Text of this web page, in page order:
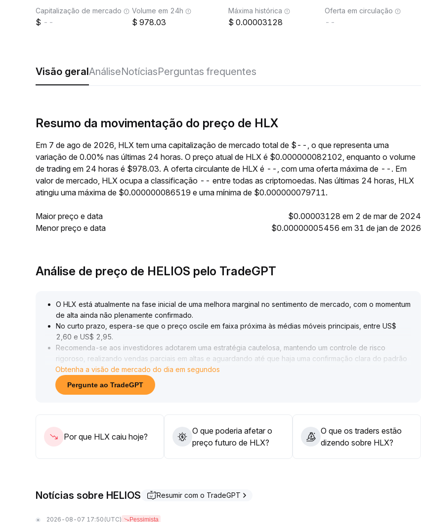
Capitalização de mercado
--
Volume em 24h
978.03
Máxima histórica
0.00003128
Oferta em circulação
--
Visão geralAnáliseNotíciasPerguntas frequentes
Resumo da movimentação do preço de HLX
Em 7 de ago de 2026, HLX tem uma capitalização de mercado total de $--, o que representa uma
variação de 0.00% nas últimas 24 horas. O preço atual de HLX é $0.000000082102, enquanto o volume
de trading em 24 horas é $978.03. A oferta circulante de HLX é --, com uma oferta máxima de --. Em
valor de mercado, HLX ocupa a classificação -- entre todas as criptomoedas. Nas últimas 24 horas, HLX
atingiu uma máxima de $0.000000086519 e uma mínima de $0.000000079711.
Maior preço e data
$0.00003128 em 2 de mar de 2024
Menor preço e data
$0.00000005456 em 31 de jan de 2026
Análise de preço de HELIOS pelo TradeGPT
O HLX está atualmente na fase inicial de uma melhora marginal no sentimento de mercado, com o momentum
de alta ainda não plenamente confirmado.
No curto prazo, espera-se que o preço oscile em faixa próxima às médias móveis principais, entre US$
2,60 e US$ 2,95.
Recomenda-se aos investidores adotarem uma estratégia cautelosa, mantendo um controle de risco
rigoroso, realizando vendas parciais em altas e aguardando até que haja uma confirmação clara do padrão
e do mercado antes de recompor posição.
Obtenha a visão de mercado do dia em segundos
Pergunte ao TradeGPT
Por que HLX caiu hoje?
O que poderia afetar o
preço futuro de HLX?
O que os traders estão
dizendo sobre HLX?
Notícias sobre HELIOS Resumir com o TradeGPT
2026-08-07 17:50 (UTC) Pessimista